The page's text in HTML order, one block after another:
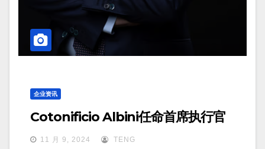
企业资讯
Cotonificio Albini任命首席执行官
11 月 9, 2024 TENG